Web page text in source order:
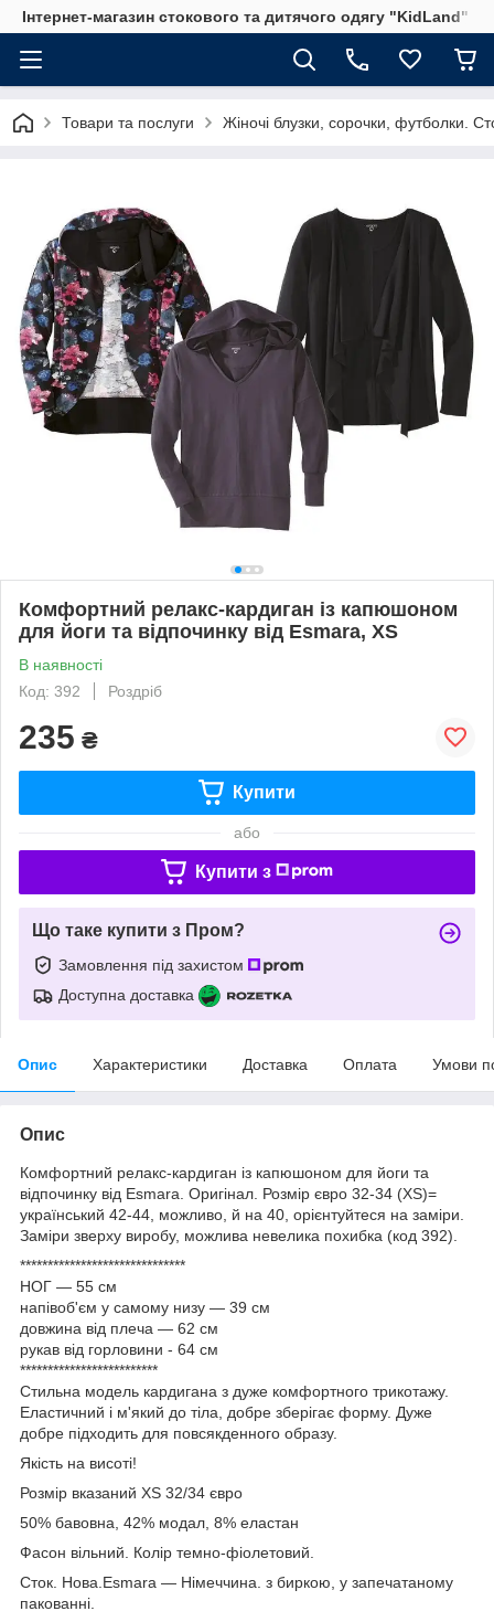
Інтернет-магазин стокового та дитячого одягу "KidLand"
Товари та послуги Жіночі блузки, сорочки, футболки.
Комфортний релакс-кардиган із капюшоном
для йоги та відпочинку від Esmara, XS
В наявності
Код: 392
Роздріб
235 ₴
Купити
або
Купити з
Що таке купити з Пром?
Замовлення під захистом
Доступна доставка
Опис Характеристики Доставка Оплата Умови
Опис
Комфортний релакс-кардиган із капюшоном для йоги та
відпочинку від Esmara. Оригінал. Розмір євро 32-34 (XS)=
український 42-44, можливо, й на 40, орієнтуйтеся на заміри.
Заміри зверху виробу, можлива невелика похибка (код 392).
******************************
НОГ — 55 см
напівоб'єм у самому низу — 39 см
довжина від плеча — 62 см
рукав від горловини - 64 см
*************************
Стильна модель кардигана з дуже комфортного трикотажу.
Еластичний і м'який до тіла, добре зберігає форму. Дуже
добре підходить для повсякденного образу.
Якість на висоті!
Розмір вказаний XS 32/34 євро
50% бавовна, 42% модал, 8% еластан
Фасон вільний. Колір темно-фіолетовий.
Сток. Нова.Esmara — Німеччина. з биркою, у запечатаному
пакованні.